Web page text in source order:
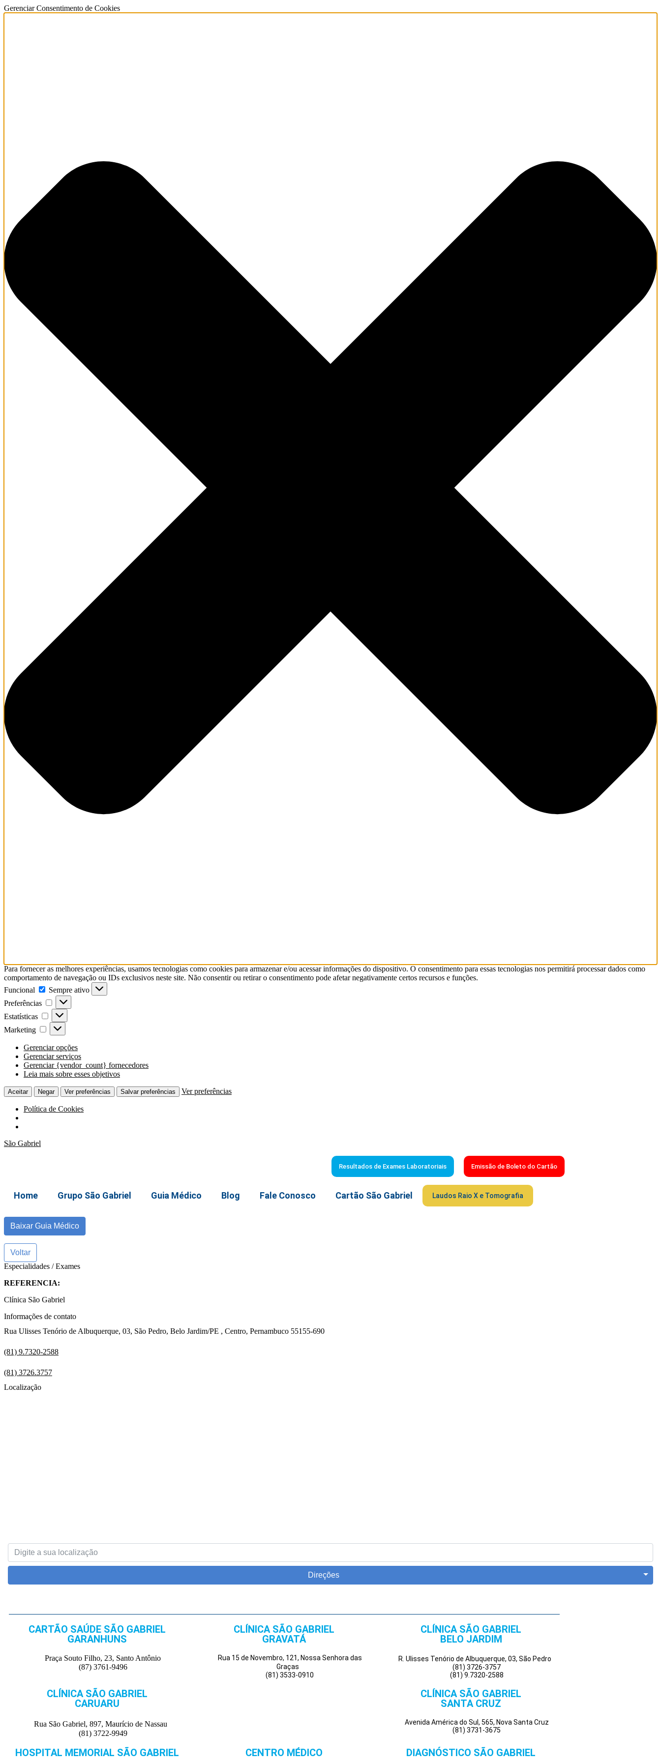
Gerenciar Consentimento de Cookies
Para fornecer as melhores experiências, usamos tecnologias como cookies para armazenar e/ou acessar informações do dispositivo. O consentimento para essas tecnologias nos permitirá processar dados como
comportamento de navegação ou IDs exclusivos neste site. Não consentir ou retirar o consentimento pode afetar negativamente certos recursos e funções.
Funcional
Sempre ativo
Preferências
Estatísticas
Marketing
Gerenciar opções
Gerenciar serviços
Gerenciar {vendor_count} fornecedores
Leia mais sobre esses objetivos
Aceitar Negar Ver preferências Salvar preferências Ver preferências
Política de Cookies
São Gabriel
Resultados de Exames Laboratoriais Emissão de Boleto do Cartão
Home Grupo São Gabriel Guia Médico Blog Fale Conosco Cartão São Gabriel Laudos Raio X e Tomografia
Baixar Guia Médico
Voltar
Especialidades / Exames
REFERENCIA:
Clínica São Gabriel
Informações de contato
Rua Ulisses Tenório de Albuquerque, 03, São Pedro, Belo Jardim/PE , Centro, Pernambuco 55155-690
(81) 9.7320-2588
(81) 3726.3757
Localização
Direções
CARTÃO SAÚDE SÃO GABRIEL
GARANHUNS
Praça Souto Filho, 23, Santo Antônio
(87) 3761-9496
CLÍNICA SÃO GABRIEL
GRAVATÁ
Rua 15 de Novembro, 121, Nossa Senhora das
Graças
(81) 3533-0910
CLÍNICA SÃO GABRIEL
BELO JARDIM
R. Ulisses Tenório de Albuquerque, 03, São Pedro
(81) 3726-3757
(81) 9.7320-2588
CLÍNICA SÃO GABRIEL
CARUARU
Rua São Gabriel, 897, Maurício de Nassau
(81) 3722-9949
CLÍNICA SÃO GABRIEL
SANTA CRUZ
Avenida América do Sul, 565, Nova Santa Cruz
(81) 3731-3675
HOSPITAL MEMORIAL SÃO GABRIEL CENTRO MÉDICO DIAGNÓSTICO SÃO GABRIEL